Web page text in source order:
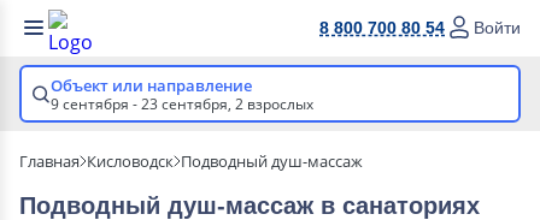
8 800 700 80 54 Войти
Объект или направление
9 сентября - 23 сентября, 2 взрослых
Главная Кисловодск Подводный душ-массаж
Подводный душ-массаж в cанаториях